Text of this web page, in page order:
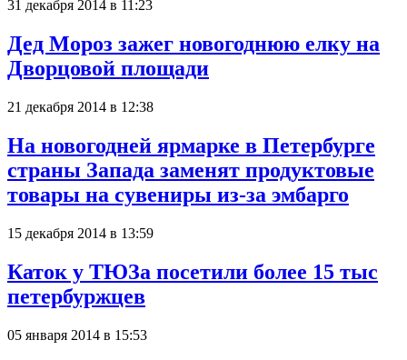
31 декабря 2014 в 11:23
Дед Мороз зажег новогоднюю елку на
Дворцовой площади
21 декабря 2014 в 12:38
На новогодней ярмарке в Петербурге
страны Запада заменят продуктовые
товары на сувениры из-за эмбарго
15 декабря 2014 в 13:59
Каток у ТЮЗа посетили более 15 тыс
петербуржцев
05 января 2014 в 15:53